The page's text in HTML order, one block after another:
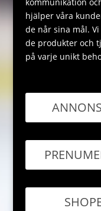
kommunikation
hjälper våra
de når sina mål.
de produkter och
på varje unikt